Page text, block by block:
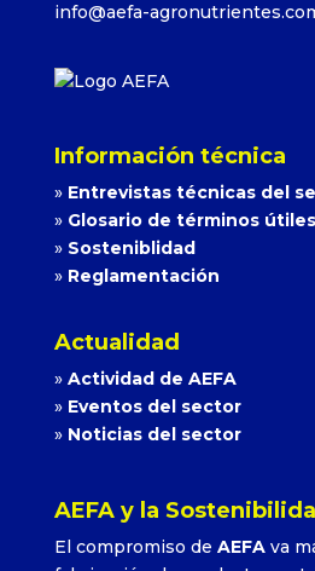
info@aefa-
Información técnica
» Entrevistas técnicas del
» Glosario de términos
» Sosteniblidad
» Reglamentación
Actualidad
» Actividad de AEFA
» Eventos del sector
» Noticias del sector
AEFA y la
El compromiso de AEFAva